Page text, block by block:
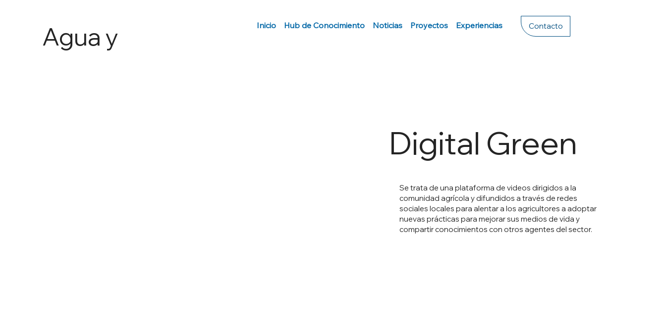
Agua y
Inicio Hub de Conocimiento Noticias Proyectos Experiencias Contacto
Digital Green
Se trata de una plataforma de videos dirigidos a la
comunidad agrícola y difundidos a través de redes
sociales locales para alentar a los agricultores a adoptar
nuevas prácticas para mejorar sus medios de vida y
compartir conocimientos con otros agentes del sector.